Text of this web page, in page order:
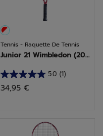
Tennis - Raquette De Tennis
Junior 21 Wimbledon (20...
5.0 (1)
5.0
sur
34,95 €